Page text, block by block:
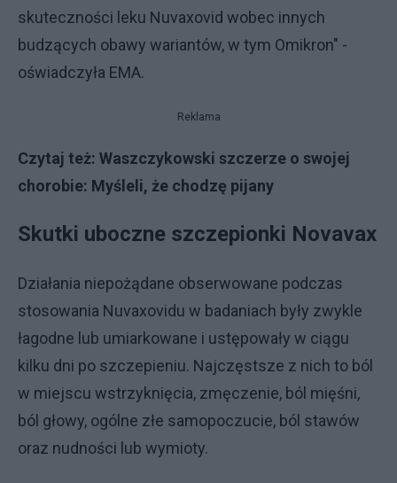
skuteczności leku Nuvaxovid wobec innych
budzących obawy wariantów, w tym Omikron" -
oświadczyła EMA.
Reklama
Czytaj też: Waszczykowski szczerze o swojej
chorobie: Myśleli, że chodzę pijany
Skutki uboczne szczepionki Novavax
Działania niepożądane obserwowane podczas
stosowania Nuvaxovidu w badaniach były zwykle
łagodne lub umiarkowane i ustępowały w ciągu
kilku dni po szczepieniu. Najczęstsze z nich to ból
w miejscu wstrzyknięcia, zmęczenie, ból mięśni,
ból głowy, ogólne złe samopoczucie, ból stawów
oraz nudności lub wymioty.